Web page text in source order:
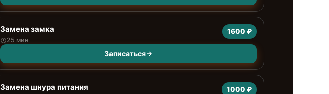
Замена замка
25 мин
1600 ₽
Записаться
Замена шнура питания 1000 ₽